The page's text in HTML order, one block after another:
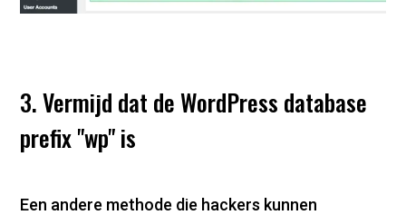
3. Vermijd dat de WordPress database
prefix "wp" is
Een andere methode die hackers kunnen